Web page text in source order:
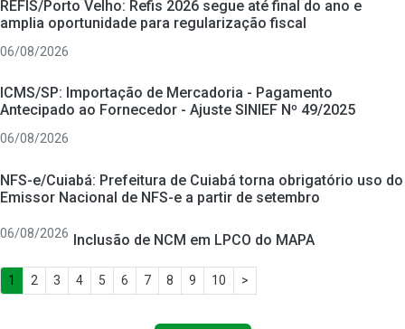
REFIS/Porto Velho: Refis 2026 segue até final do ano e
amplia oportunidade para regularização fiscal
06/08/2026
ICMS/SP: Importação de Mercadoria - Pagamento
Antecipado ao Fornecedor - Ajuste SINIEF Nº 49/2025
06/08/2026
NFS-e/Cuiabá: Prefeitura de Cuiabá torna obrigatório uso do
Emissor Nacional de NFS-e a partir de setembro
06/08/2026 Inclusão de NCM em LPCO do MAPA
1 2 3 4 5 6 7 8 9 10 >